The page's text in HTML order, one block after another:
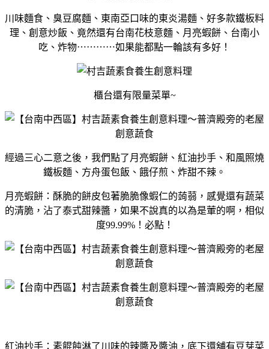
川味麵食、臭豆腐麵、東南亞口味的東炎湯麵、好多款鐵板料
理、創意炒飯、竟然還有台南花枝意麵、月亮蝦餅、台南小
吃、炸物⋯⋯⋯⋯如果能都點一輪該有多好！
櫃台還有限量菜單~
經過三心二意之後，我們點了月亮蝦餅、紅油抄手、和風照燒
鐵板麵、方舟蛋包飯、餓仔煎、炸甜不辣。
月亮蝦餅：酥脆的餅皮包著脆脆像蝦仁的蒟蒻，感覺還有蔬菜
的清脆，沾了泰式甜辣醬，如果不說真的以為是葷的啊，相似
度99.99%！必點！
紅油抄手：素餛飩淋了川味的辣醬及醬油，底下還舖有豆芽菜